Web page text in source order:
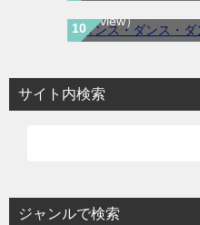
（3 view）
サイト内検索
ジャンルで検索